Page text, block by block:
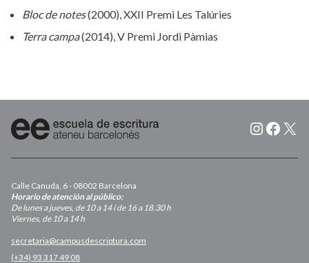
Bloc de notes(2000), XXII Premi Les Talúries
Terra campa(2014), V Premi Jordi Pàmias
X
Calle Canuda, 6 - 08002 Barcelona
Horario de atención al público:
De lunes a jueves, de 10 a 14 i de 16 a 18.30 h
Viernes, de 10 a 14 h
secretaria@campusdescriptura.com
(+34) 93 317 49 08